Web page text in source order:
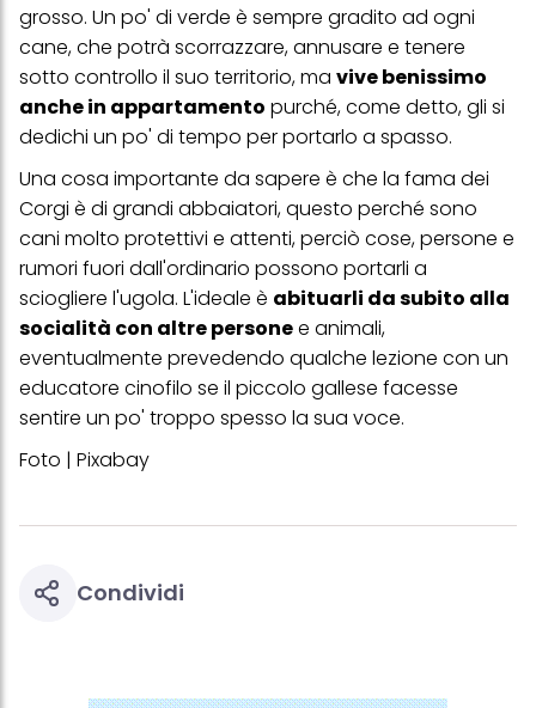
grosso. Un po' di verde è sempre gradito ad ogni
cane, che potrà scorrazzare, annusare e tenere
sotto controllo il suo territorio, ma vive benissimo
anche in appartamento purché, come detto, gli si
dedichi un po' di tempo per portarlo a spasso.
Una cosa importante da sapere è che la fama dei
Corgi è di grandi abbaiatori, questo perché sono
cani molto protettivi e attenti, perciò cose, persone e
rumori fuori dall'ordinario possono portarli a
sciogliere l'ugola. L'ideale è abituarli da subito alla
socialità con altre personee animali,
eventualmente prevedendo qualche lezione con un
educatore cinofilo se il piccolo gallese facesse
sentire un po' troppo spesso la sua voce.
Foto | Pixabay
Condividi
profili per scopi di marketing personalizzato, in particolare per
visualizzare annunci pubblicitari che potrebbero interessarti
(basati, ad esempio, sui tuoi interessi identificati) su questo sito
web e altri media (di terzi) tramite i dispositivi assegnati a te o
alla tua famiglia, nonché per misurare e ottimizzare il successo
delle campagne pubblicitarie.
Puoi trovare maggiori informazioni sul trattamento dei tuoi dati
nella nostra Informativa sulla protezione dei dati collegata nel piè
di pagina (Sezione "Cookie, Pixel, Impronte digitali e tecnologie
simili"). Puoi revocare il tuo consenso in qualsiasi momento con
effetto per il futuro disabilitando i cookie sul nostro sito web nella
sezione "Impostazioni cookie" collegata nel piè di pagina. Per
ulteriori informazioni sui cookie utilizzati su questo sito Web, in
particolare sul loro periodo di conservazione, consultare le
informazioni dettagliate su ciascun cookie disponibili facendo
clic su "modifica" di seguito".
Se fai clic su "Modifica" potrai trovare maggiori informazioni sul
trattamento dei tuoi dati / sull'uso dei cookie e consentirli per uno o
più degli scopi sopra menzionati. Cliccando su "Accetta tutto",
acconsenti all'uso dei cookie e al trattamento dei tuoi dati
personali per tutte le finalità sopra indicate. Se fai clic su "Rifiuta",
verranno utilizzati solo i cookie tecnicamente necessari per fornirti